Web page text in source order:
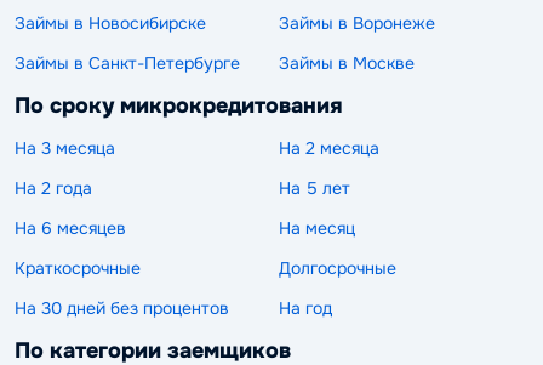
Займы в Новосибирске
Займы в Воронеже
Займы в Санкт-Петербурге
Займы в Москве
По сроку микрокредитования
На 3 месяца
На 2 месяца
На 2 года
На 5 лет
На 6 месяцев
На месяц
Краткосрочные
Долгосрочные
На 30 дней без процентов
На год
По категории заемщиков